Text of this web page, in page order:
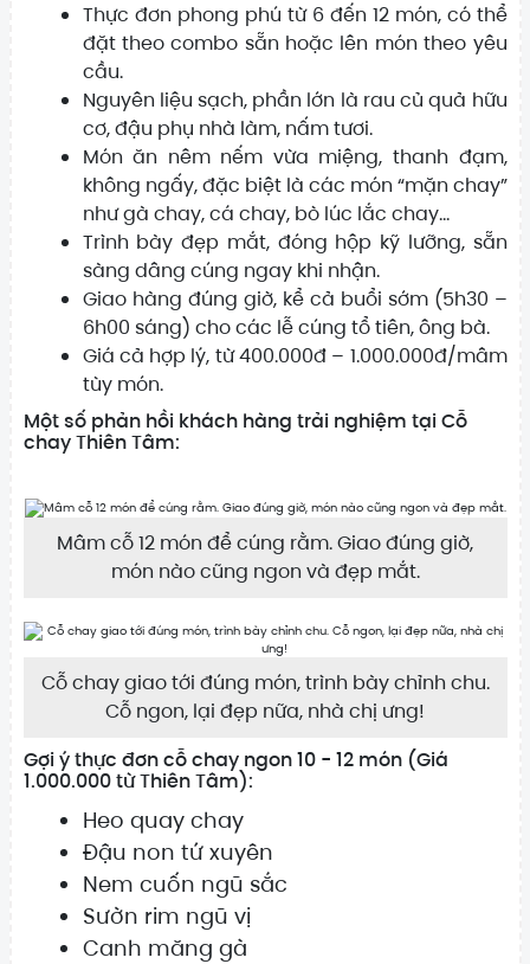
Thực đơn phong phú từ 6 đến 12 món, có thể
đặt theo combo sẵn hoặc lên món theo yêu
cầu.
Nguyên liệu sạch, phần lớn là rau củ quả hữu
cơ, đậu phụ nhà làm, nấm tươi.
Món ăn nêm nếm vừa miệng, thanh đạm,
không ngấy, đặc biệt là các món “mặn chay”
như gà chay, cá chay, bò lúc lắc chay…
Trình bày đẹp mắt, đóng hộp kỹ lưỡng, sẵn
sàng dâng cúng ngay khi nhận.
Giao hàng đúng giờ, kể cả buổi sớm (5h30 –
6h00 sáng) cho các lễ cúng tổ tiên, ông bà.
Giá cả hợp lý, từ 400.000đ – 1.000.000đ/mâm
tùy món.
Một số phản hồi khách hàng trải nghiệm tại Cỗ
chay Thiên Tâm:
Mâm cỗ 12 món để cúng rằm. Giao đúng giờ,
món nào cũng ngon và đẹp mắt.
Cỗ chay giao tới đúng món, trình bày chỉnh chu.
Cỗ ngon, lại đẹp nữa, nhà chị ưng!
Gợi ý thực đơn cỗ chay ngon 10 - 12 món (Giá
1.000.000 từ Thiên Tâm):
Heo quay chay
Đậu non tứ xuyên
Nem cuốn ngũ sắc
Sườn rim ngũ vị
Canh măng gà